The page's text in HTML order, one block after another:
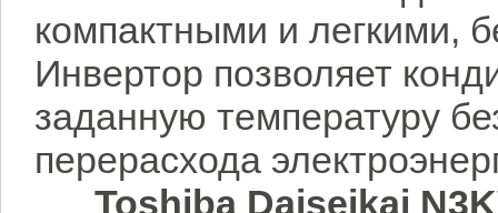
компактными и
Инвертор позволяет
заданную температуру
перерасхода
Toshiba Daiseikai